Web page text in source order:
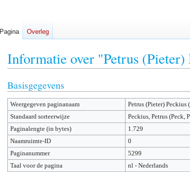
Informatie over "Petrus (Pieter)
Naar
navigatie
springen
Naar
zoeken
springen
Basisgegevens
Weergegeven paginanaam
Petrus (Pieter) Peckius
Standaard sorteerwijze
Peckius, Petrus (Peck,
Paginalengte (in bytes)
1.729
Naamruimte-ID
0
Paginanummer
5299
Taal voor de pagina
nl - Nederlands
Pagina Overleg